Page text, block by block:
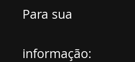
Para sua
informação: